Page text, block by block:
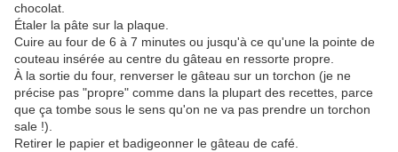
chocolat.
Étaler la pâte sur la plaque.
Cuire au four de 6 à 7 minutes ou jusqu'à ce qu'une la pointe de
couteau insérée au centre du gâteau en ressorte propre.
À la sortie du four, renverser le gâteau sur un torchon (je ne
précise pas "propre" comme dans la plupart des recettes, parce
que ça tombe sous le sens qu'on ne va pas prendre un torchon
sale !).
Retirer le papier et badigeonner le gâteau de café.